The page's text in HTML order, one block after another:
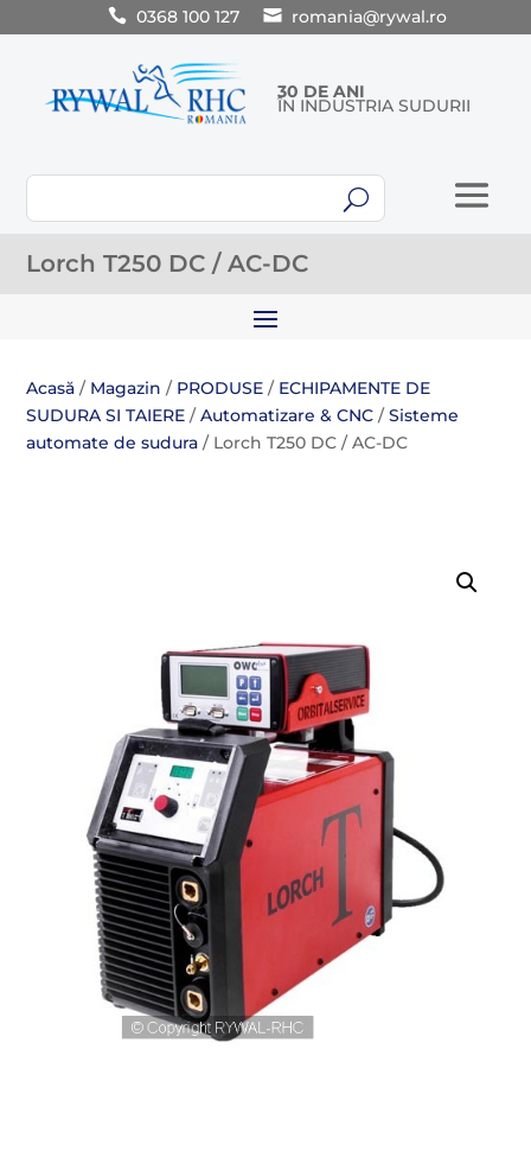
0368 100 127 romania@rywal.ro
30 DE ANI
ÎN INDUSTRIA SUDURII
U
Lorch T250 DC / AC-DC
Acasă / Magazin / PRODUSE / ECHIPAMENTE DE
SUDURA SI TAIERE /Automatizare & CNC /Sisteme
automate de sudura / Lorch T250 DC / AC-DC